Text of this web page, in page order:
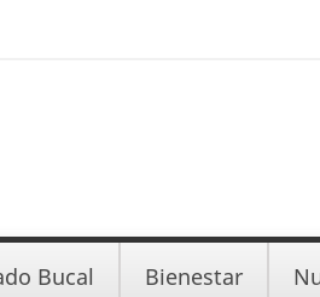
Bucal Bienestar